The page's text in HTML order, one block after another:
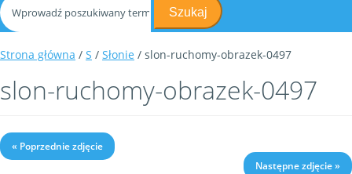
Szukaj
Strona główna / S / Słonie / slon-ruchomy-obrazek-0497
slon-ruchomy-obrazek-0497
« Poprzednie zdjęcie
Następne zdjęcie »